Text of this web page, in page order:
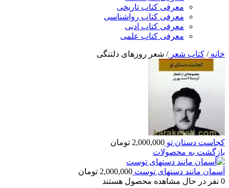
معرفی کتاب تاریخی
معرفی کتاب رواشناسی
معرفی کتاب ادبی
معرفی کتاب علمی
خانه/ کتاب شعر/ شعر روزهای دلتنگی
کجاست دستان تو 2,000,000 تومان
بازگشت به محصولات
آسمان مانند دستهای توست 2,000,000 تومان
0 نفر در حال مشاهده محصول هستند